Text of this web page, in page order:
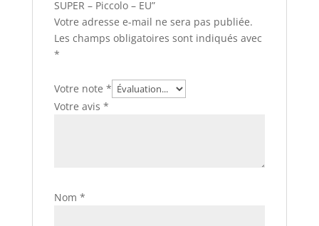
SUPER – Piccolo – EU”
Votre adresse e-mail ne sera pas publiée.
Les champs obligatoires sont indiqués avec
*
Votre note *
Votre avis *
Nom *